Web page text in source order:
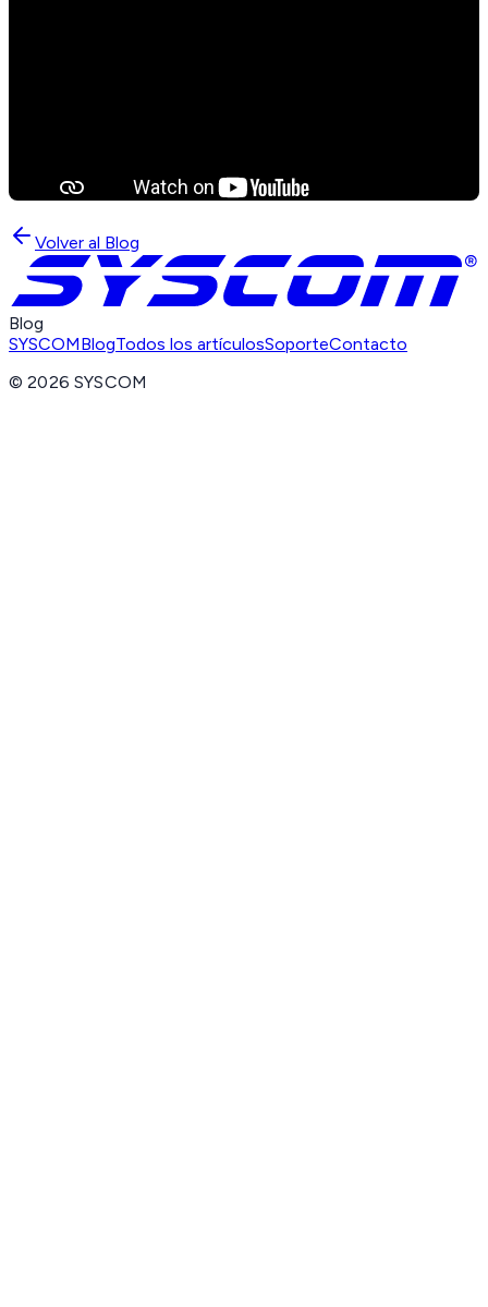
Volver al Blog
Blog
SYSCOMBlogTodos los artículosSoporteContacto
©2026 SYSCOM